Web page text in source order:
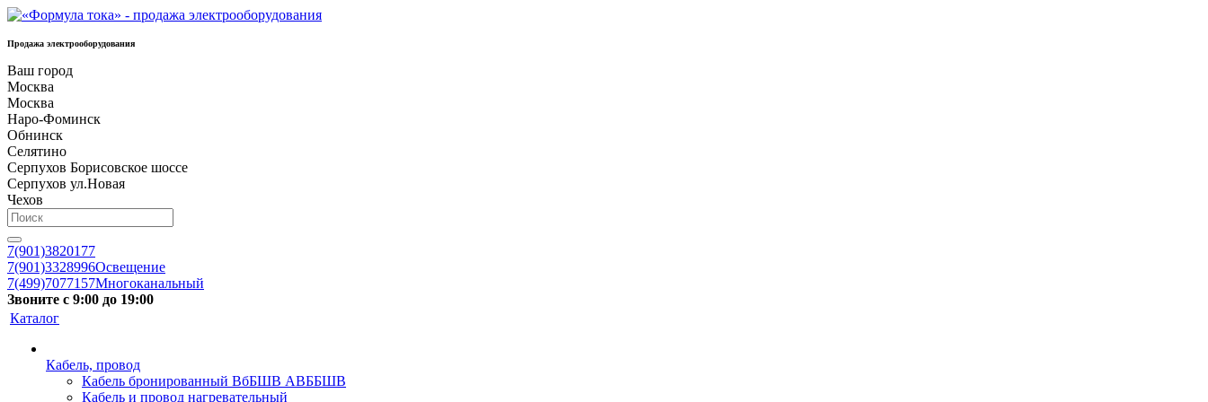
Продажа электрооборудования
Ваш город
Москва
Москва
Наро-Фоминск
Обнинск
Селятино
Серпухов Борисовское шоссе
Серпухов ул.Новая
Чехов
7(901)3820177
7(901)3328996Освещение
7(499)7077157Многоканальный
Звоните с 9:00 до 19:00
Каталог
Кабель, провод
Кабель бронированный ВбБШВ АВББШВ
Кабель и провод нагревательный